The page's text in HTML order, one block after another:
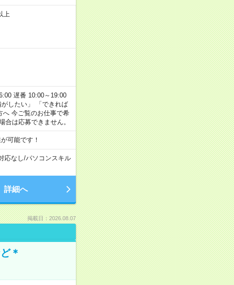
上
遅番 10:00～19:00
したい」 「できれば
今ご覧のお仕事で希
は応募できません。
可能です！
応なし/パソコンスキル
詳細へ
掲載日：2026.08.07
＊